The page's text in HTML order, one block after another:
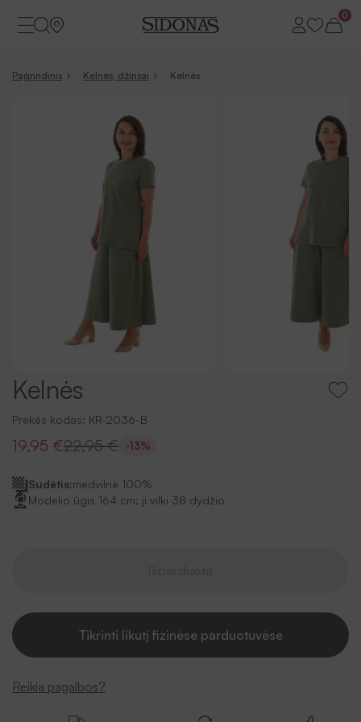
0
Pagrindinis Kelnės, džinsai Kelnės
Kelnės
Prekės kodas: KR-2036-B
19,95 €22,95 € -13%
Sudėtis:medvilnė 100%
Modelio ūgis 164 cm; ji vilki 38 dydžio
Tikrinti likutį fizinėse parduotuvėse
Reikia pagalbos?